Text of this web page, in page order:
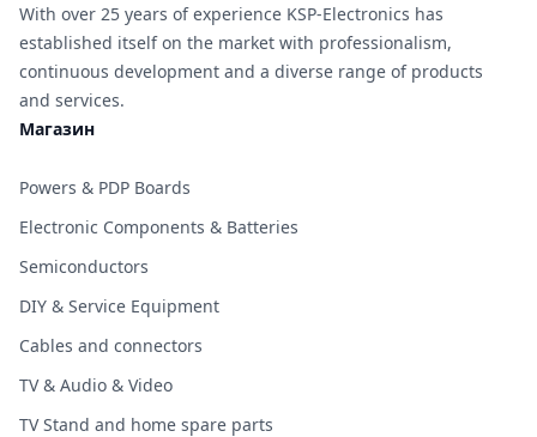
With over 25 years of experience KSP-Electronics has
established itself on the market with professionalism,
continuous development and a diverse range of products
and services.
Магазин
Powers & PDP Boards
Electronic Components & Batteries
Semiconductors
DIY & Service Equipment
Cables and connectors
TV & Audio & Video
TV Stand and home spare parts